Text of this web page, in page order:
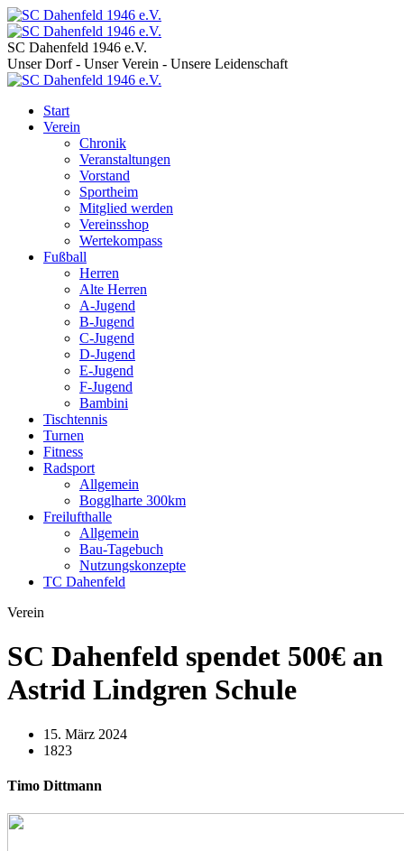
SC Dahenfeld 1946 e.V.
Unser Dorf - Unser Verein - Unsere Leidenschaft
Start
Verein
Chronik
Veranstaltungen
Vorstand
Sportheim
Mitglied werden
Vereinsshop
Wertekompass
Fußball
Herren
Alte Herren
A-Jugend
B-Jugend
C-Jugend
D-Jugend
E-Jugend
F-Jugend
Bambini
Tischtennis
Turnen
Fitness
Radsport
Allgemein
Bogglharte 300km
Freilufthalle
Allgemein
Bau-Tagebuch
Nutzungskonzepte
TC Dahenfeld
Verein
SC Dahenfeld spendet 500€ an
Astrid Lindgren Schule
15. März 2024
1823
Timo Dittmann